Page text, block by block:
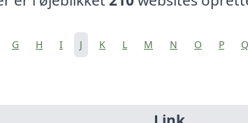
G H I J K L M N O P Q